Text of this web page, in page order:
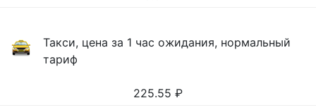
Такси, цена за 1 час ожидания, нормальный
тариф
225.55 ₽